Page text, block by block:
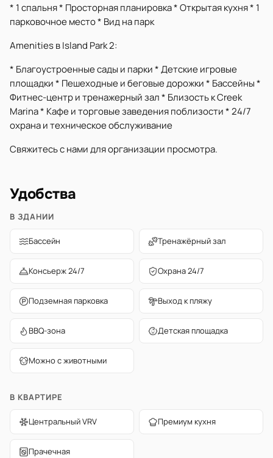
* 1 спальня * Просторная планировка * Открытая кухня * 1
парковочное место * Вид на парк
Amenities в Island Park 2:
* Благоустроенные сады и парки * Детские игровые
площадки * Пешеходные и беговые дорожки * Бассейны *
Фитнес-центр и тренажерный зал * Близость к Creek
Marina * Кафе и торговые заведения поблизости * 24/7
охрана и техническое обслуживание
Свяжитесь с нами для организации просмотра.
Удобства
В ЗДАНИИ
Бассейн Тренажёрный зал
Консьерж 24/7 Охрана 24/7
Подземная парковка Выход к пляжу
BBQ-зона Детская площадка
Можно с животными
В КВАРТИРЕ
Центральный VRV Премиум кухня
Прачечная